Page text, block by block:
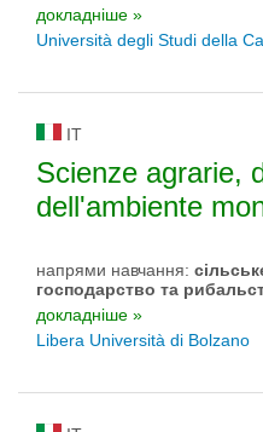
докладніше »
Università degli Studi della
IT
Scienze agrarie,
dell'ambiente
напрями навчання:
господарство та
докладніше »
Libera Università di Bolzano